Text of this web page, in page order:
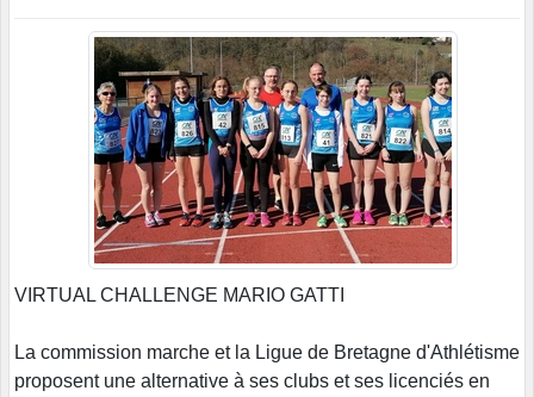
VIRTUAL CHALLENGE MARIO GATTI
La commission marche et la Ligue de Bretagne d'Athlétisme
proposent une alternative à ses clubs et ses licenciés en